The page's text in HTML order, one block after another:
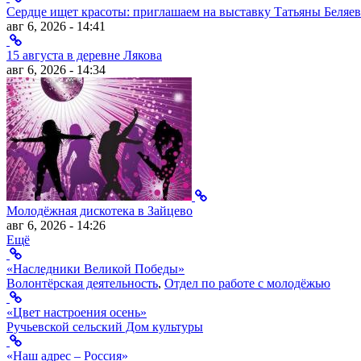
Сердце ищет красоты: приглашаем на выставку Татьяны
авг 6, 2026 - 14:41
15 августа в деревне Лякова
авг 6, 2026 - 14:34
Молодёжная дискотека в Зайцево
авг 6, 2026 - 14:26
Ещё
«Наследники Великой Победы»
Волонтёрская деятельность, Отдел по работе с молодёжью
«Цвет настроения осень»
Ручьевской сельский Дом культуры
«Наш адрес – Россия»